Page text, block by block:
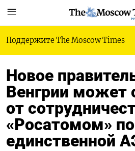
Поддержите The Moscow Times
Новое
Венгрии может
от
«Росатомом» по
единственной